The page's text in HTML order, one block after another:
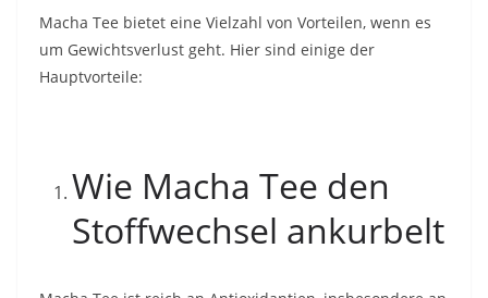
Macha Tee bietet eine Vielzahl von Vorteilen, wenn es
um Gewichtsverlust geht. Hier sind einige der
Hauptvorteile:
Wie Macha Tee den
Stoffwechsel ankurbelt